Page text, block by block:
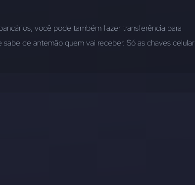
você pode também fazer transferência para
de antemão quem vai receber. Só as chaves celular